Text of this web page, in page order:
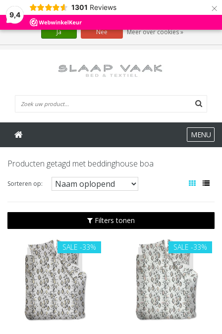
9,4
1301 Reviews ×
MENU
Producten getagd met beddinghouse boa
Sorteren op:
Filters tonen
SALE -33% SALE -33%
Wij slaan cookies op om onze website te verbeteren. Is dat akkoord?
Ja Nee Meer over cookies »